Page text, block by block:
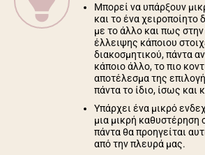
Μπορεί να υπάρξουν
και το ένα χειροποίητο
με το άλλο και πως
έλλειψης κάποιου
διακοσμητικού, πάντα
κάποιο άλλο, το πιο
αποτέλεσμα της
πάντα το ίδιο, ίσως και
Υπάρχει ένα μικρό
μια μικρή καθυστέρηση
πάντα θα προηγείται
από την πλευρά μας.